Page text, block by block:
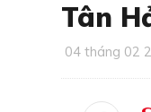
Tân
04 tháng 02